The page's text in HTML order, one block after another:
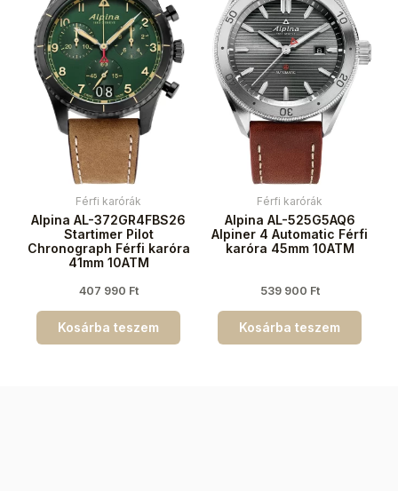
Férfi karórák
Alpina AL-372GR4FBS26
Startimer Pilot
Chronograph Férfi karóra
41mm 10ATM
407 990 Ft
Kosárba teszem
Férfi karórák
Alpina AL-525G5AQ6
Alpiner 4 Automatic Férfi
karóra 45mm 10ATM
539 900 Ft
Kosárba teszem